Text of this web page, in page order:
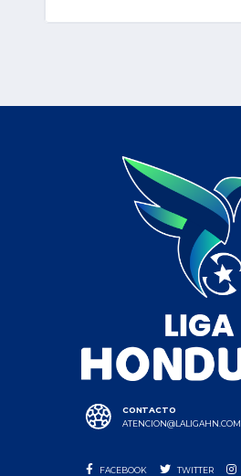
CONTACTO
ATENCION@LALIGAHN.COM
FACEBOOK TWITTER